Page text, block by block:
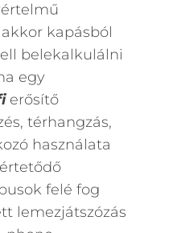
kapásból
belekalkulálni
egy
erősítő
térhangzás,
használata
felé fog
lemezjátszózás